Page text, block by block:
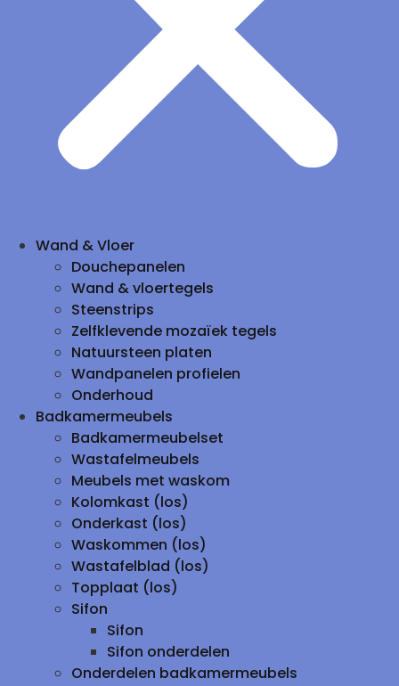
Wand & Vloer
Douchepanelen
Wand & vloertegels
Steenstrips
Zelfklevende mozaïek tegels
Natuursteen platen
Wandpanelen profielen
Onderhoud
Badkamermeubels
Badkamermeubelset
Wastafelmeubels
Meubels met waskom
Kolomkast (los)
Onderkast (los)
Waskommen (los)
Wastafelblad (los)
Topplaat (los)
Sifon
Sifon
Sifon onderdelen
Onderdelen badkamermeubels